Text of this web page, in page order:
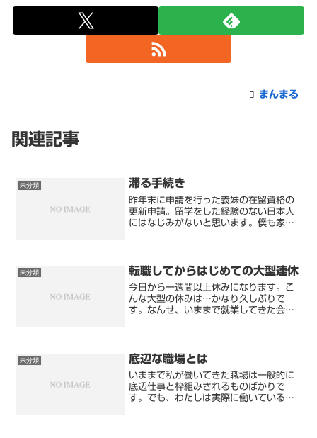
まんまる
関連記事
未分類 滞る手続き
昨年末に申請を行った義妹の在留資格の
更新申請。留学をした経験のない日本人
にはなじみがないと思います。僕も家族
だと思ってました。…これ...
未分類 転職してからはじめての大型連休
今日から一週間以上休みになります。こ
んな大型の休みは…かなり久しぶりで
す。なんせ、いままで就業してきた会社
が、義妹の会社はホテルなので...
未分類 底辺な職場とは
いままで私が働いてきた職場は一般的に
底辺仕事と枠組みされるものばかりで
す。でも、わたしは実際に働いていると